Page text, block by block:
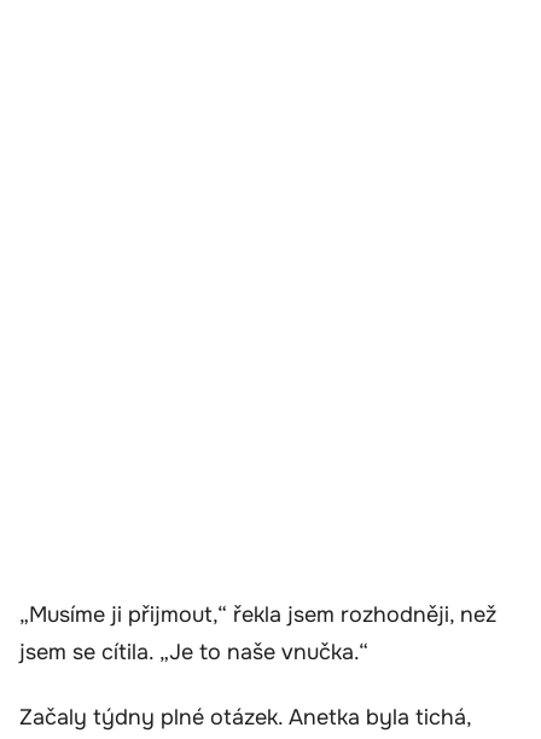
„Musíme ji přijmout,“ řekla jsem rozhodněji, než
jsem se cítila. „Je to naše vnučka.“
Začaly týdny plné otázek. Anetka byla tichá,